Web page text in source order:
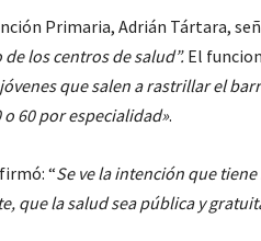
Primaria, Adrián Tártara,
los centros de salud”. El
que salen a rastrillar el
60 por especialidad».
“Se ve la intención que
que la salud sea pública y